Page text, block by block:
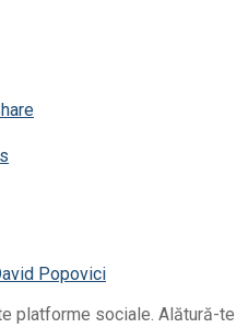
Popovici
platforme sociale. Alătură-te